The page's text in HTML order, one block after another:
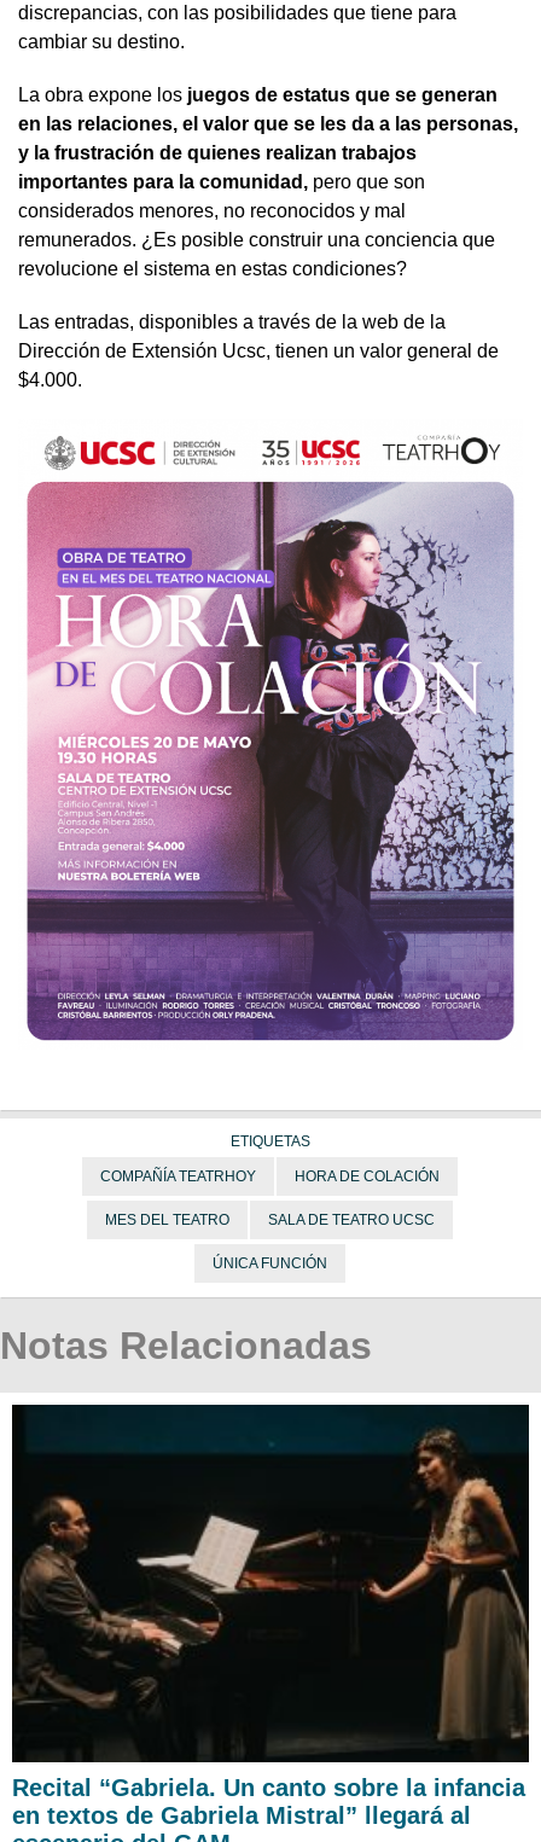
discrepancias, con las posibilidades que tiene para
cambiar su destino.
La obra expone los juegos de estatus que se generan
en las relaciones, el valor que se les da a las personas,
y la frustración de quienes realizan trabajos
importantes para la comunidad, pero que son
considerados menores, no reconocidos y mal
remunerados. ¿Es posible construir una conciencia que
revolucione el sistema en estas condiciones?
Las entradas, disponibles a través de la web de la
Dirección de Extensión Ucsc, tienen un valor general de
$4.000.
ETIQUETAS
COMPAÑÍA TEATRHOY HORA DE COLACIÓN
MES DEL TEATRO SALA DE TEATRO UCSC
ÚNICA FUNCIÓN
Notas Relacionadas
Recital “Gabriela. Un canto sobre la infancia
en textos de Gabriela Mistral” llegará al